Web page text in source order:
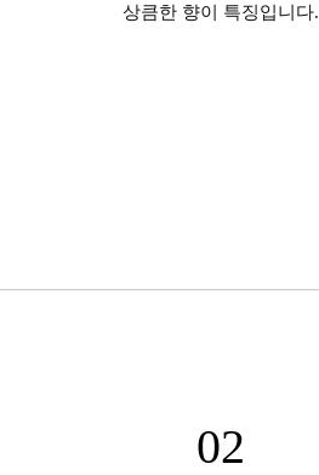
상큼한 향이 특징입니다.
02